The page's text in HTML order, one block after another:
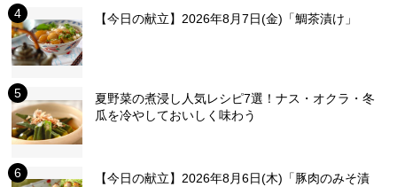
【今日の献立】2026年8月7日(金)「鯛茶漬け」
夏野菜の煮浸し人気レシピ7選！ナス・オクラ・冬
瓜を冷やしておいしく味わう
【今日の献立】2026年8月6日(木)「豚肉のみそ漬